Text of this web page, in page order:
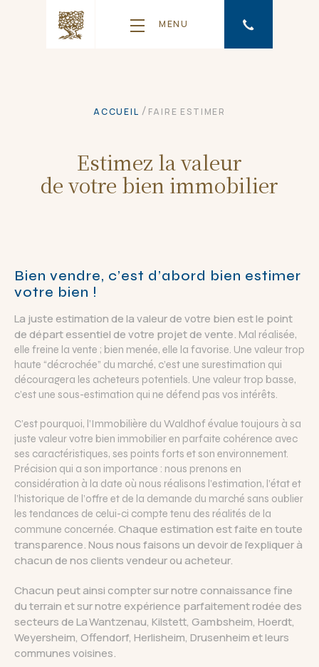
MENU
ACCUEIL / FAIRE ESTIMER
Estimez la valeur
de votre bien immobilier
Bien vendre, c’est d’abord bien estimer
votre bien !
La juste estimation de la valeur de votre bien est le point
de départ essentiel de votre projet de vente. Mal réalisée,
elle freine la vente ; bien menée, elle la favorise. Une valeur trop
haute “décrochée” du marché, c’est une surestimation qui
découragera les acheteurs potentiels. Une valeur trop basse,
c’est une sous-estimation qui ne défend pas vos intérêts.
C’est pourquoi, l’Immobilière du Waldhof évalue toujours à sa
juste valeur votre bien immobilier en parfaite cohérence avec
ses caractéristiques, ses points forts et son environnement.
Précision qui a son importance : nous prenons en
considération à la date où nous réalisons l’estimation, l’état et
l’historique de l’offre et de la demande du marché sans oublier
les tendances de celui-ci compte tenu des réalités de la
commune concernée. Chaque estimation est faite en toute
transparence. Nous nous faisons un devoir de l’expliquer à
chacun de nos clients vendeur ou acheteur.
Chacun peut ainsi compter sur notre connaissance fine
du terrain et sur notre expérience parfaitement rodée des
secteurs de La Wantzenau, Kilstett, Gambsheim, Hoerdt,
Weyersheim, Offendorf, Herlisheim, Drusenheim et leurs
communes voisines.